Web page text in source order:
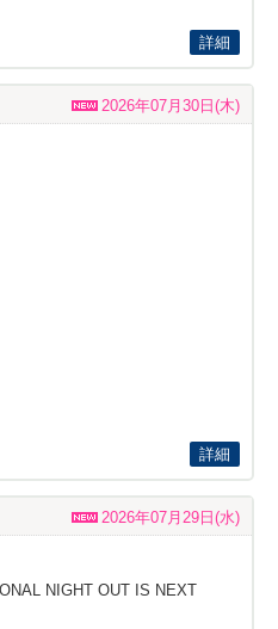
詳細
2026年07月30日(木)
詳細
2026年07月29日(水)
NIGHT OUT IS NEXT